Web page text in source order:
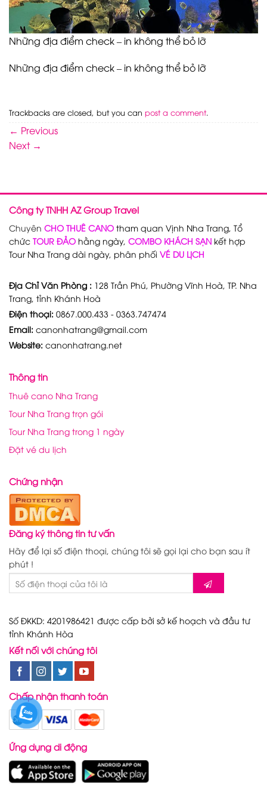
Những địa điểm check – in không thể bỏ lỡ
Những địa điểm check – in không thể bỏ lỡ
Trackbacks are closed, but you can post a comment.
← Previous
Next →
Công ty TNHH AZ Group Travel
Chuyên CHO THUÊ CANO tham quan Vịnh Nha Trang, Tổ
chức TOUR ĐẢO hằng ngày, COMBO KHÁCH SẠN kết hợp
Tour Nha Trang dài ngày, phân phối VÉ DU LỊCH
Địa Chỉ Văn Phòng : 128 Trần Phú, Phường Vĩnh Hoà, TP. Nha
Trang, tỉnh Khánh Hoà
Điện thoại: 0867.000.433 - 0363.747474
Email: canonhatrang@gmail.com
Website: canonhatrang.net
Thông tin
Thuê cano Nha Trang
Tour Nha Trang trọn gói
Tour Nha Trang trong 1 ngày
Đặt vé du lịch
Chứng nhận
Đăng ký thông tin tư vấn
Hãy để lại số điện thoại, chúng tôi sẽ gọi lại cho bạn sau ít
phút !
Số ĐKKD: 4201986421 được cấp bởi sở kế hoạch và đầu tư
tỉnh Khánh Hòa
Kết nối với chúng tôi
Chấp nhận thanh toán
Ứng dụng di động